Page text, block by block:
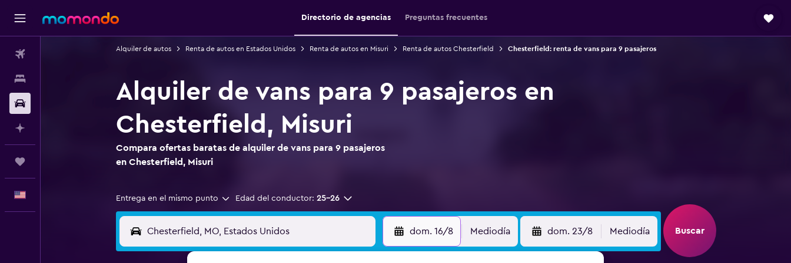
Directorio de agencias Preguntas frecuentes
Alquiler de autos Renta de autos en Estados Unidos Renta de autos en Misuri Renta de autos Chesterfield Chesterfield: renta de vans para 9 pasajeros
Alquiler de vans para 9 pasajeros en
Chesterfield, Misuri
Compara ofertas baratas de alquiler de vans para 9 pasajeros
en Chesterfield, Misuri
Entrega en el mismo punto Edad del conductor: 25-26
dom. 16/8 Mediodía dom. 23/8 Mediodía Buscar